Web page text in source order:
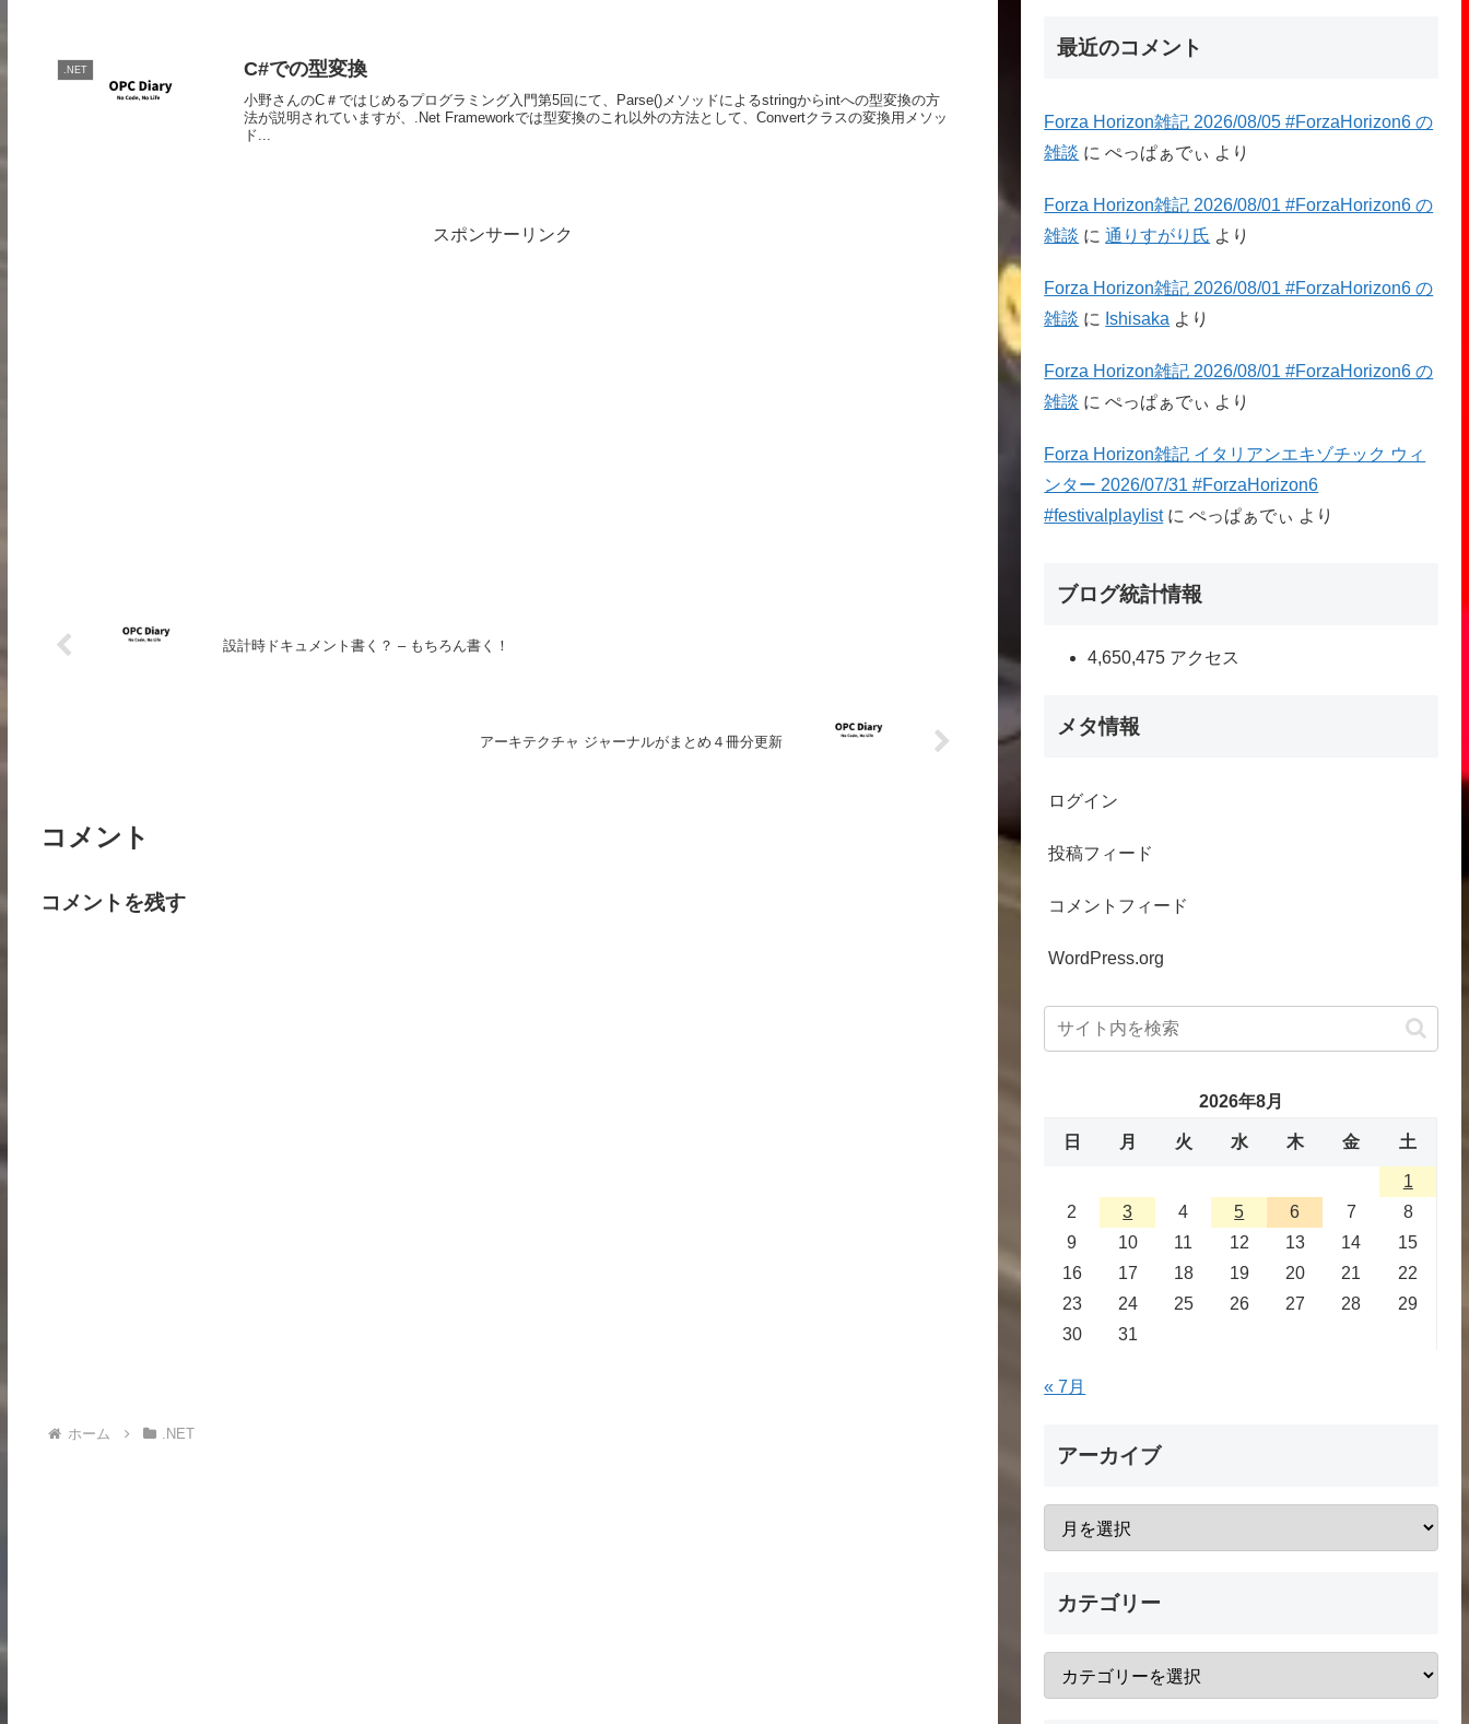
.NET C#での型変換
小野さんのC＃ではじめるプログラミング入門第5回にて、Parse()メソッドによるstringからintへの型変換の方
法が説明されていますが、.Net Frameworkでは型変換のこれ以外の方法として、Convertクラスの変換用メソッ
ド...
スポンサーリンク
設計時ドキュメント書く？ – もちろん書く！
アーキテクチャ ジャーナルがまとめ４冊分更新
コメント
コメントを残す
ホーム .NET
最近のコメント
Forza Horizon雑記 2026/08/05 #ForzaHorizon6 の
雑談 にぺっぱぁでぃ より
Forza Horizon雑記 2026/08/01 #ForzaHorizon6 の
雑談 に通りすがり氏 より
Forza Horizon雑記 2026/08/01 #ForzaHorizon6 の
雑談 に Ishisaka より
Forza Horizon雑記 2026/08/01 #ForzaHorizon6 の
雑談 にぺっぱぁでぃ より
Forza Horizon雑記 イタリアンエキゾチック ウィ
ンター 2026/07/31 #ForzaHorizon6
#festivalplaylistにぺっぱぁでぃ より
ブログ統計情報
4,650,475 アクセス
メタ情報
ログイン
投稿フィード
コメントフィード
WordPress.org
2026年8月
日 月 火 水 木 金 土
1
2
3 4 5 6 7
8
9
10 11 12 13 14
15
16
17 18 19 20 21
22
23
24 25 26 27 28
29
30
31
« 7月
アーカイブ
カテゴリー